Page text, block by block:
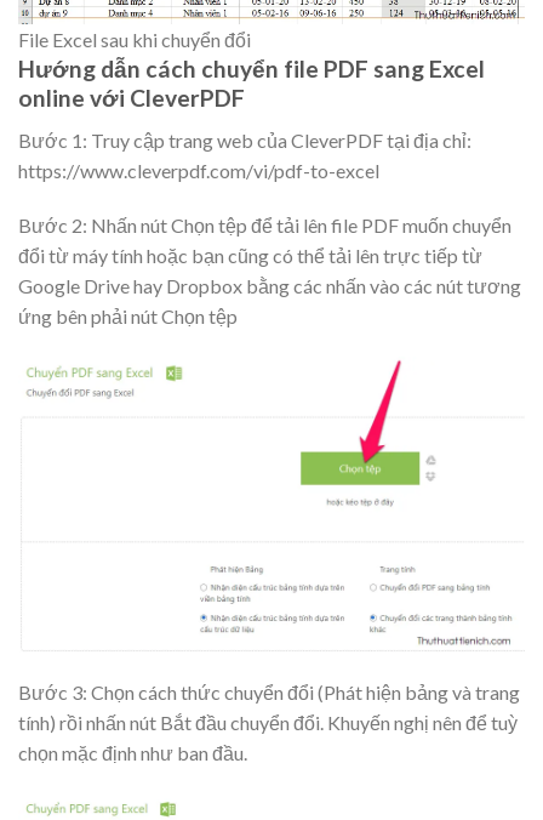
File Excel sau khi chuyển đổi
Hướng dẫn cách chuyển file PDF sang Excel
online với CleverPDF
Bước 1: Truy cập trang web của CleverPDF tại địa chỉ:
https://www.cleverpdf.com/vi/pdf-to-excel
Bước 2: Nhấn nútChọn tệp để tải lên file PDF muốn chuyển
đổi từ máy tính hoặc bạn cũng có thể tải lên trực tiếp từ
Google Drive hay Dropbox bằng các nhấn vào các nút tương
ứng bên phải nút Chọn tệp
Bước 3: Chọn cách thức chuyển đổi (Phát hiện bảng và trang
tính) rồi nhấn nút Bắt đầu chuyển đổi. Khuyến nghị nên để tuỳ
chọn mặc định như ban đầu.